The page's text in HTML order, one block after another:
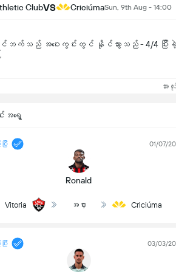
ClubVS CriciúmaSun, 9th Aug - 14:00
ဘက်သည် အဝေးကွင်းတွင် နိုင်သွားသည် - 4/4 ပြီးခဲ့
အား
းအရွေ့
း
Ronald
01/07/
Vitoria အငှား Criciúma
း 03/03/